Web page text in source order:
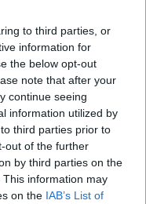
to third parties, or
information for
the below opt-out
note that after your
continue seeing
information utilized by
third parties prior to
out of the further
by third parties on the
This information may
on the IAB’s List of
se líbí
vzkaz